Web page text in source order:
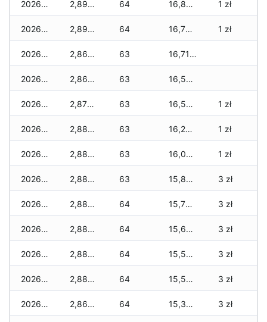
2026-03-17 2,890 zł 64 16,850 zł 1 zł
2026-03-16 2,890 zł 64 16,750 zł 1 zł
2026-03-15 2,865 zł 63 16,715 zł
2026-03-14 2,865 zł 63 16,565 zł
2026-03-13 2,875 zł 63 16,515 zł 1 zł
2026-03-12 2,885 zł 63 16,240 zł 1 zł
2026-03-11 2,885 zł 63 16,015 zł 1 zł
2026-03-10 2,885 zł 63 15,815 zł 3 zł
2026-03-09 2,885 zł 64 15,755 zł 3 zł
2026-03-08 2,885 zł 64 15,655 zł 3 zł
2026-03-07 2,885 zł 64 15,545 zł 3 zł
2026-03-06 2,885 zł 64 15,545 zł 3 zł
2026-03-05 2,860 zł 64 15,395 zł 3 zł